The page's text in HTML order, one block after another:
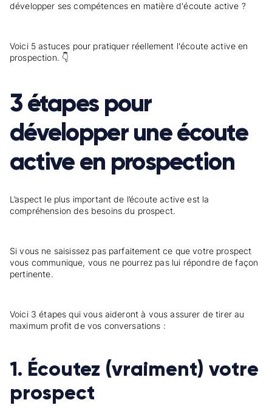
développer ses compétences en matière d'écoute active ?
Voici 5 astuces pour pratiquer réellement l'écoute active en
prospection. 👇
3 étapes pour
développer une écoute
active en prospection
L’aspect le plus important de l’écoute active est la
compréhension des besoins du prospect.
Si vous ne saisissez pas parfaitement ce que votre prospect
vous communique, vous ne pourrez pas lui répondre de façon
pertinente.
Voici 3 étapes qui vous aideront à vous assurer de tirer au
maximum profit de vos conversations :
1. Écoutez (vraiment) votre
prospect